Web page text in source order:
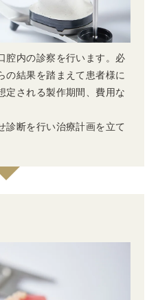
腔内の診察を行います。必
の結果を踏まえて患者様に
定される製作期間、費用な
断を行い治療計画を立て